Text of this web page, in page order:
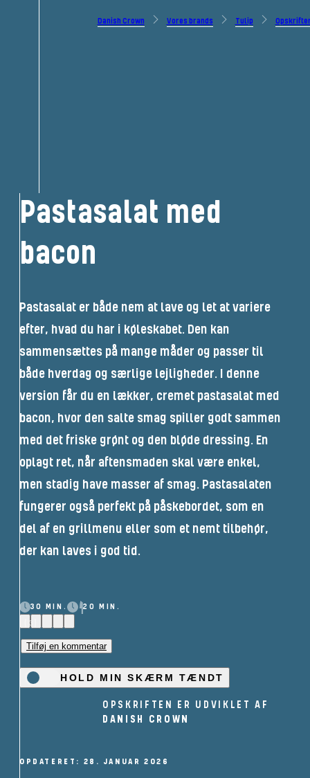
Danish Crown Vores brands Tulip
Pastasalat med
bacon
Pastasalat er både nem at lave og let at variere
efter, hvad du har i køleskabet. Den kan
sammensættes på mange måder og passer til
både hverdag og særlige lejligheder. I denne
version får du en lækker, cremet pastasalat med
bacon, hvor den salte smag spiller godt sammen
med det friske grønt og den bløde dressing. En
oplagt ret, når aftensmaden skal være enkel,
men stadig have masser af smag. Pastasalaten
fungerer også perfekt på påskebordet, som en
del af en grillmenu eller som et nemt tilbehør,
der kan laves i god tid.
30 MIN.
20 MIN.
(3)
Tilføj en kommentar
HOLD MIN SKÆRM TÆNDT
OPSKRIFTEN ER UDVIKLET AF
DANISH CROWN
OPDATERET: 28. JANUAR 2026